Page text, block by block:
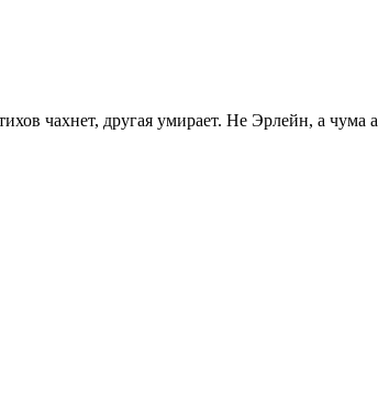
чахнет, другая умирает. Не Эрлейн, а чума